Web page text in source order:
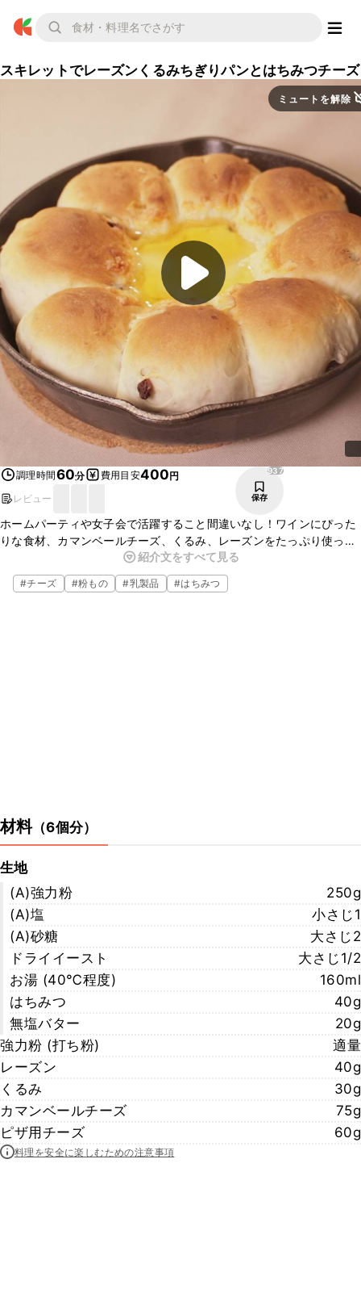
スキレットでレーズンくるみちぎりパンとはちみつチーズ
ミュートを解除
調理時間60分 費用目安400円
レビュー
937
保存
ホームパーティや女子会で活躍すること間違いなし！ワインにぴった
りな食材、カマンベールチーズ、くるみ、レーズンをたっぷり使っ
た、ちぎりパンのレシピです。とろーりと溶けたチーズにふかふかも
ちもちのパンをディップしてお召し上がりくださいね。
紹介文をすべて見る
#チーズ #粉もの #乳製品 #はちみつ
材料（6個分）
生地
(A)強力粉
250g
(A)塩
小さじ1
(A)砂糖
大さじ2
ドライイースト
大さじ1/2
お湯 (40℃程度)
160ml
はちみつ
40g
無塩バター
20g
強力粉 (打ち粉)
適量
レーズン
40g
くるみ
30g
カマンベールチーズ
75g
ピザ用チーズ
60g
料理を安全に楽しむための注意事項